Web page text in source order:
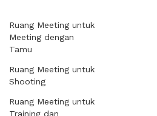
Ruang Meeting untuk
Meeting dengan
Tamu
Ruang Meeting untuk
Shooting
Ruang Meeting untuk
Training dan